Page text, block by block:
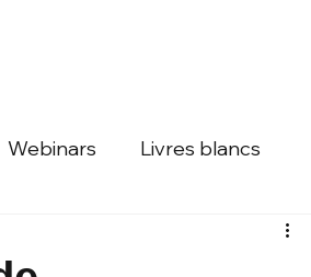
Webinars Livres blancs